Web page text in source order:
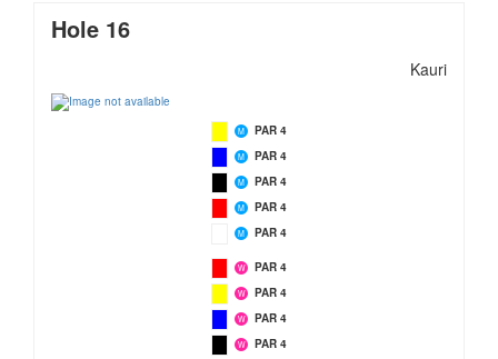
Hole 16
Kauri
M PAR 4
M PAR 4
M PAR 4
M PAR 4
M PAR 4
W PAR 4
W PAR 4
W PAR 4
W PAR 4